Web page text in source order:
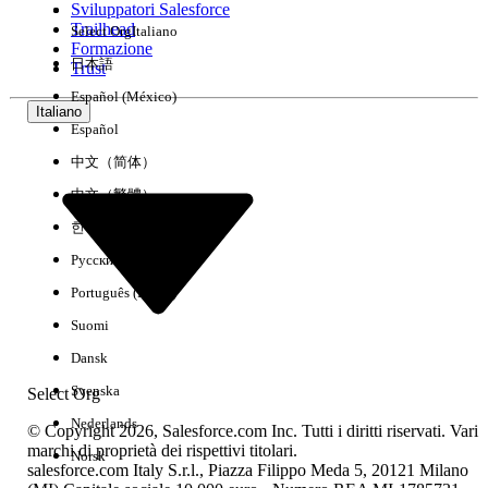
Esperienza
Nessun risultato
Sviluppatori Salesforce
Trailhead
Formazione
Trust
Italiano
Select Org
Select OrgItaliano
日本語
Español (México)
Español
中文（简体）
中文（繁體）
한국어
Русский
Português (Brasil)
Suomi
Dansk
Svenska
Nederlands
Norsk
© Copyright 2026, Salesforce.com Inc. Tutti i diritti riservati. Vari
marchi di proprietà dei rispettivi titolari.
salesforce.com Italy S.r.l., Piazza Filippo Meda 5, 20121 Milano